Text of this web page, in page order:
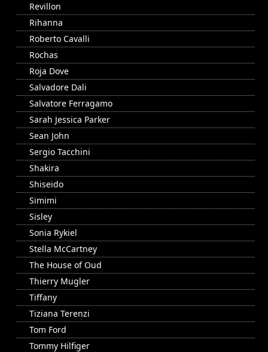
Revillon
Rihanna
Roberto Cavalli
Rochas
Roja Dove
Salvadore Dali
Salvatore Ferragamo
Sarah Jessica Parker
Sean John
Sergio Tacchini
Shakira
Shiseido
Simimi
Sisley
Sonia Rykiel
Stella McCartney
The House of Oud
Thierry Mugler
Tiffany
Tiziana Terenzi
Tom Ford
Tommy Hilfiger